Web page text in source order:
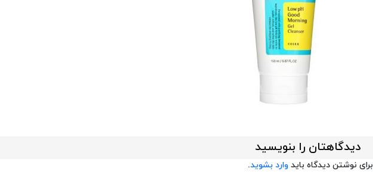
دیدگاهتان را بنویسید
برای نوشتن دیدگاه باید وارد بشوید.